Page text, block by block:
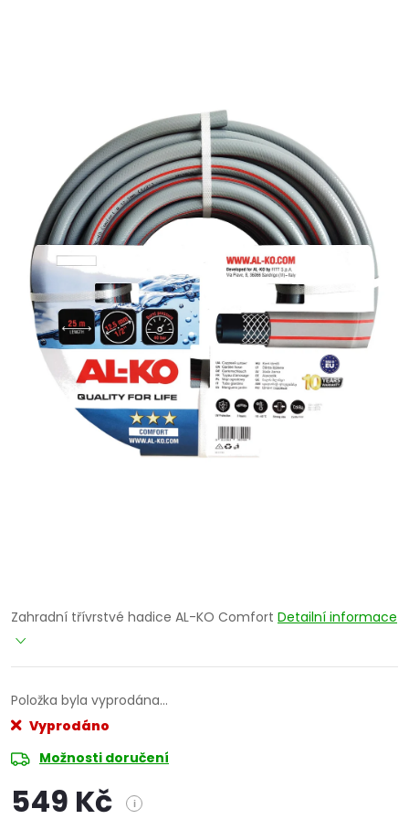
Zahradní třívrstvé hadice AL-KO Comfort Detailní informace
Položka byla vyprodána…
Vyprodáno
Možnosti doručení
549 Kč i